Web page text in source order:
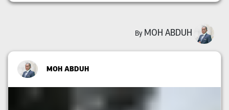
By MOH ABDUH
MOH ABDUH